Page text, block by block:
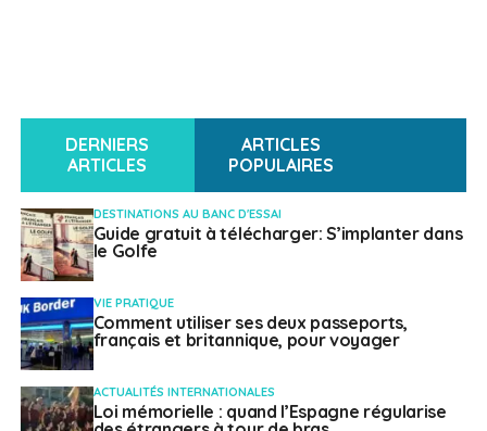
DERNIERS
ARTICLES
ARTICLES
POPULAIRES
DESTINATIONS AU BANC D'ESSAI
Guide gratuit à télécharger: S’implanter dans
le Golfe
VIE PRATIQUE
Comment utiliser ses deux passeports,
français et britannique, pour voyager
ACTUALITÉS INTERNATIONALES
Loi mémorielle : quand l’Espagne régularise